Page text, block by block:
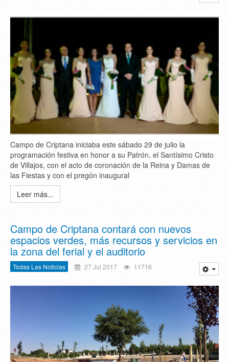
Campo de Criptana iniciaba este sábado 29 de julio la
programación festiva en honor a su Patrón, el Santísimo Cristo
de Villajos, con el acto de coronación de la Reina y Damas de
las Fiestas y con el pregón inaugural
Leer más...
Campo de Criptana contará con nuevos
espacios verdes, más recursos y servicios en
la zona del ferial y el auditorio
Todas Las Noticias 27 Jul 2017 11716